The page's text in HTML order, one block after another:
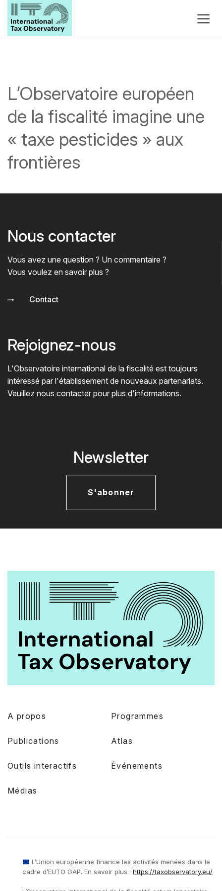
L’Observatoire européen
de la fiscalité imagine une
« taxe pesticides » aux
frontières
Nous contacter
Vous avez une question ? Un commentaire ?
Vous voulez en savoir plus ?
Contact
Rejoignez-nous
L'Observatoire international de la fiscalité est toujours
intéressé par l'établissement de nouveaux partenariats.
Veuillez nous contacter pour plus d'informations.
Newsletter
S'abonner
A propos Programmes
Publications Atlas
Outils interactifs Événements
Médias
L’Union européenne finance les activités menées dans le
cadre d’EUTO GAP. En savoir plus : https://taxobservatory.eu/